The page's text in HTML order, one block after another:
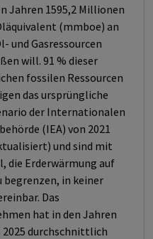
Jahren 1595,2 Millionen
(mmboe) an
und Gasressourcen
will. 91 % dieser
fossilen Ressourcen
das ursprüngliche
der Internationalen
(IEA) von 2021
und sind mit
die Erderwärmung auf
begrenzen, in keiner
Das
hat in den Jahren
2025 durchschnittlich